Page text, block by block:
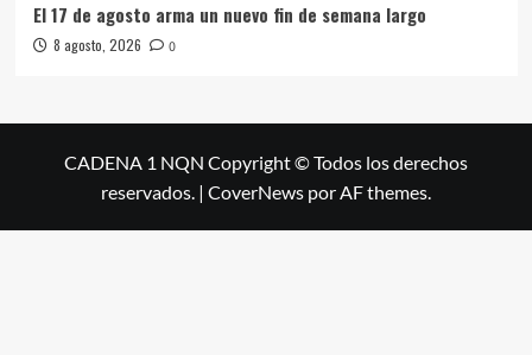
El 17 de agosto arma un nuevo fin de semana largo
8 agosto, 2026 0
CADENA 1 NQN Copyright © Todos los derechos
reservados. | CoverNews por AF themes.